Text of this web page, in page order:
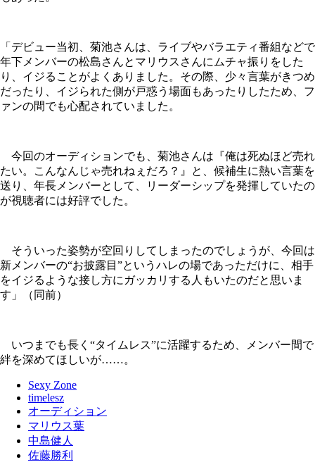
「デビュー当初、菊池さんは、ライブやバラエティ番組などで
年下メンバーの松島さんとマリウスさんにムチャ振りをした
り、イジることがよくありました。その際、少々言葉がきつめ
だったり、イジられた側が戸惑う場面もあったりしたため、フ
ァンの間でも心配されていました。
今回のオーディションでも、菊池さんは『俺は死ぬほど売れ
たい。こんなんじゃ売れねぇだろ？』と、候補生に熱い言葉を
送り、年長メンバーとして、リーダーシップを発揮していたの
が視聴者には好評でした。
そういった姿勢が空回りしてしまったのでしょうが、今回は
新メンバーの“お披露目”というハレの場であっただけに、相手
をイジるような接し方にガッカリする人もいたのだと思いま
す」（同前）
いつまでも長く“タイムレス”に活躍するため、メンバー間で
絆を深めてほしいが……。
Sexy Zone
timelesz
オーディション
マリウス葉
中島健人
佐藤勝利